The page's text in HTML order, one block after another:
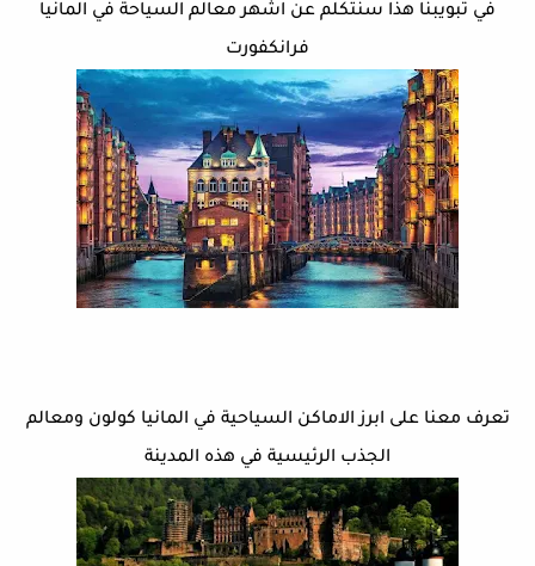
في تبويبنا هذا سنتكلم عن اشهر معالم السياحة في المانيا
فرانكفورت
تعرف معنا على ابرز الاماكن السياحية في المانيا كولون ومعالم
الجذب الرئيسية في هذه المدينة